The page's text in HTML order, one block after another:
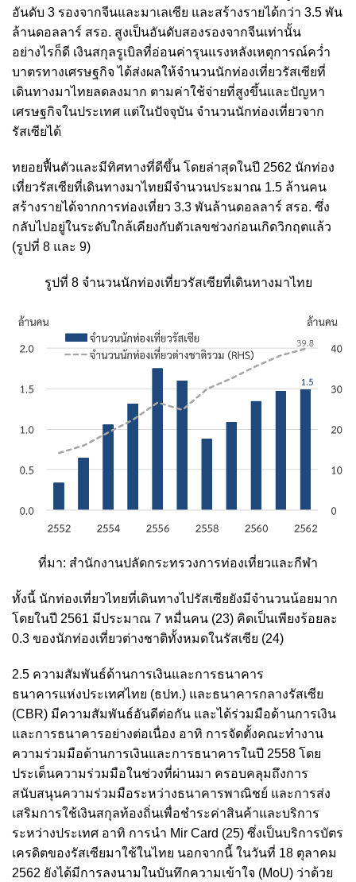
อันดับ 3 รองจากจีนและมาเลเซีย และสร้างรายได้กว่า 3.5 พัน
ล้านดอลลาร์ สรอ. สูงเป็นอันดับสองรองจากจีนเท่านั้น
อย่างไรก็ดี เงินสกุลรูเบิลที่อ่อนค่ารุนแรงหลังเหตุการณ์คว่ำ
บาตรทางเศรษฐกิจ ได้ส่งผลให้จำนวนนักท่องเที่ยวรัสเซียที่
เดินทางมาไทยลดลงมาก ตามค่าใช้จ่ายที่สูงขึ้นและปัญหา
เศรษฐกิจในประเทศ แต่ในปัจจุบัน จำนวนนักท่องเที่ยวจาก
รัสเซียได้
ทยอยฟื้นตัวและมีทิศทางที่ดีขึ้น โดยล่าสุดในปี 2562 นักท่อง
เที่ยวรัสเซียที่เดินทางมาไทยมีจำนวนประมาณ 1.5 ล้านคน
สร้างรายได้จากการท่องเที่ยว 3.3 พันล้านดอลลาร์ สรอ. ซึ่ง
กลับไปอยู่ในระดับใกล้เคียงกับตัวเลขช่วงก่อนเกิดวิกฤตแล้ว
(รูปที่ 8 และ 9)
รูปที่ 8 จำนวนนักท่องเที่ยวรัสเซียที่เดินทางมาไทย
ที่มา: สำนักงานปลัดกระทรวงการท่องเที่ยวและกีฬา
ทั้งนี้ นักท่องเที่ยวไทยที่เดินทางไปรัสเซียยังมีจำนวนน้อยมาก
โดยในปี 2561 มีประมาณ 7 หมื่นคน (23) คิดเป็นเพียงร้อยละ
0.3 ของนักท่องเที่ยวต่างชาติทั้งหมดในรัสเซีย (24)
2.5 ความสัมพันธ์ด้านการเงินและการธนาคาร
ธนาคารแห่งประเทศไทย (ธปท.) และธนาคารกลางรัสเซีย
(CBR) มีความสัมพันธ์อันดีต่อกัน และได้ร่วมมือด้านการเงิน
และการธนาคารอย่างต่อเนื่อง อาทิ การจัดตั้งคณะทำงาน
ความร่วมมือด้านการเงินและการธนาคารในปี 2558 โดย
ประเด็นความร่วมมือในช่วงที่ผ่านมา ครอบคลุมถึงการ
สนับสนุนความร่วมมือระหว่างธนาคารพาณิชย์ และการส่ง
เสริมการใช้เงินสกุลท้องถิ่นเพื่อชำระค่าสินค้าและบริการ
ระหว่างประเทศ อาทิ การนำ Mir Card (25) ซึ่งเป็นบริการบัตร
เครดิตของรัสเซียมาใช้ในไทย นอกจากนี้ ในวันที่ 18 ตุลาคม
2562 ยังได้มีการลงนามในบันทึกความเข้าใจ (MoU) ว่าด้วย